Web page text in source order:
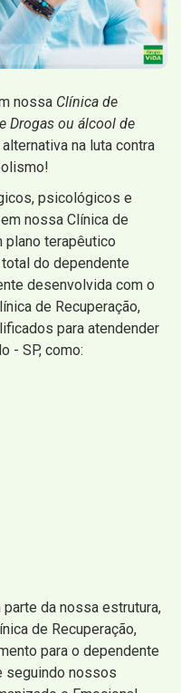
nossa Clínica de
Drogas ou álcool de
na luta contra
psicológicos e
nossa Clínica de
plano terapêutico
do dependente
desenvolvida com o
de Recuperação,
para atendender
- SP, como:
da nossa estrutura,
de Recuperação,
para o dependente
seguindo nossos